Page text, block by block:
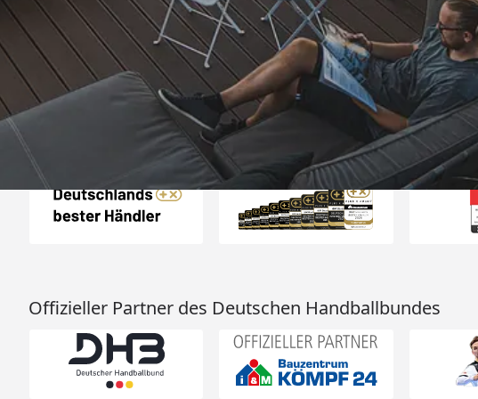
4,81/ 5
25.948 Bewertungen
„- Retouren Bearbeitung wurde
umgehend erledigt“
04.08.2026
Auszeichnungen
Offizieller Partner des Deutschen Handballbundes